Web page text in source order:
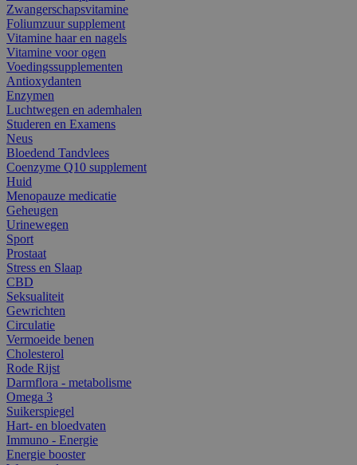
Zwangerschapsvitamine
Foliumzuur supplement
Vitamine haar en nagels
Vitamine voor ogen
Voedingssupplementen
Antioxydanten
Enzymen
Luchtwegen en ademhalen
Studeren en Examens
Neus
Bloedend Tandvlees
Coenzyme Q10 supplement
Huid
Menopauze medicatie
Geheugen
Urinewegen
Sport
Prostaat
Stress en Slaap
CBD
Seksualiteit
Gewrichten
Circulatie
Vermoeide benen
Cholesterol
Rode Rijst
Darmflora - metabolisme
Omega 3
Suikerspiegel
Hart- en bloedvaten
Immuno - Energie
Energie booster